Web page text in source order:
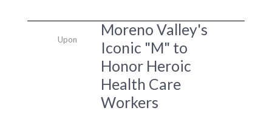
Moreno Valley's
Iconic "M" to
Honor Heroic
Health Care
Workers
Upon